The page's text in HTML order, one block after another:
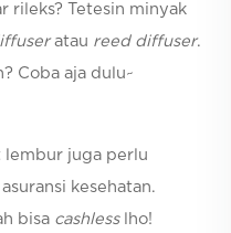
rileks? Tetesin minyak
atau reed diffuser.
Coba aja dulu~
lembur juga perlu
kesehatan.
bisa cashless lho!